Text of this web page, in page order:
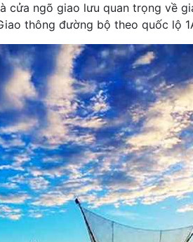
cửa ngõ giao lưu quan trọng về
thông đường bộ theo quốc lộ